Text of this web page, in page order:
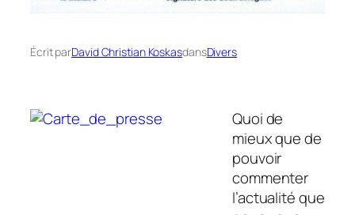
Écrit parDavid Christian KoskasdansDivers
Quoi de
mieux que de
pouvoir
commenter
l’actualité que